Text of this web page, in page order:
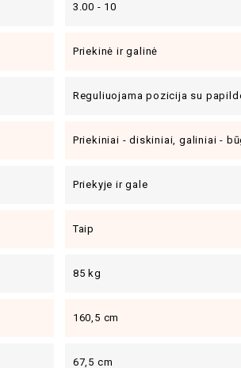
3.00 - 10
Priekinė ir galinė
Reguliuojama pozicija su
Priekiniai - diskiniai, galiniai -
Priekyje ir gale
Taip
85 kg
160,5 cm
67,5 cm